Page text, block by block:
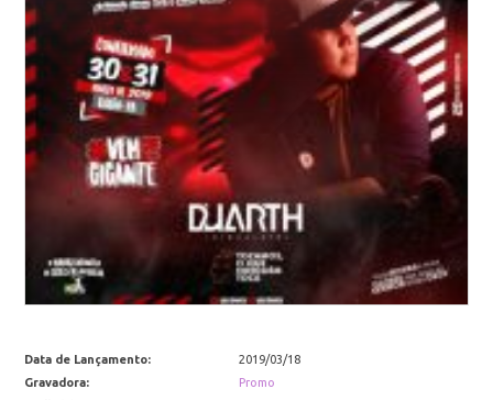
Data de Lançamento:
2019/03/18
Gravadora:
Promo